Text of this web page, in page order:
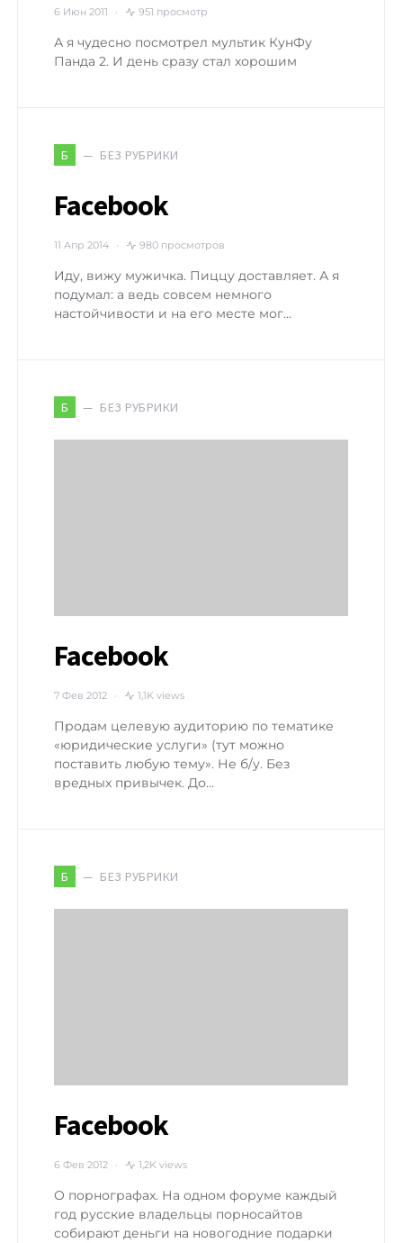
6 Июн 2011 951 просмотр
А я чудесно посмотрел мультик КунФу
Панда 2. И день сразу стал хорошим
Б БЕЗ РУБРИКИ
Facebook
11 Апр 2014 980 просмотров
Иду, вижу мужичка. Пиццу доставляет. А я
подумал: а ведь совсем немного
настойчивости и на его месте мог…
Б БЕЗ РУБРИКИ
Facebook
7 Фев 2012 1,1K views
Продам целевую аудиторию по тематике
«юридические услуги» (тут можно
поставить любую тему». Не б/у. Без
вредных привычек. До…
Б БЕЗ РУБРИКИ
Facebook
6 Фев 2012 1,2K views
О порнографах. На одном форуме каждый
год русские владельцы порносайтов
собирают деньги на новогодние подарки